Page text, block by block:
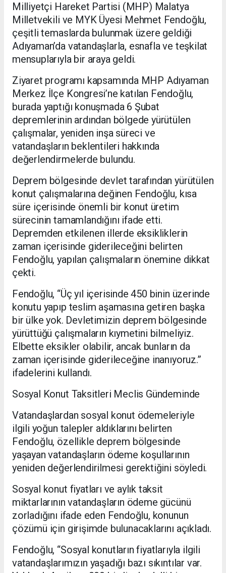
Milliyetçi Hareket Partisi (MHP) Malatya
Milletvekili ve MYK Üyesi Mehmet Fendoğlu,
çeşitli temaslarda bulunmak üzere geldiği
Adıyaman’da vatandaşlarla, esnafla ve teşkilat
mensuplarıyla bir araya geldi.
Ziyaret programı kapsamında MHP Adıyaman
Merkez İlçe Kongresi’ne katılan Fendoğlu,
burada yaptığı konuşmada 6 Şubat
depremlerinin ardından bölgede yürütülen
çalışmalar, yeniden inşa süreci ve
vatandaşların beklentileri hakkında
değerlendirmelerde bulundu.
Deprem bölgesinde devlet tarafından yürütülen
konut çalışmalarına değinen Fendoğlu, kısa
süre içerisinde önemli bir konut üretim
sürecinin tamamlandığını ifade etti.
Depremden etkilenen illerde eksikliklerin
zaman içerisinde giderileceğini belirten
Fendoğlu, yapılan çalışmaların önemine dikkat
çekti.
Fendoğlu, “Üç yıl içerisinde 450 binin üzerinde
konutu yapıp teslim aşamasına getiren başka
bir ülke yok. Devletimizin deprem bölgesinde
yürüttüğü çalışmaların kıymetini bilmeliyiz.
Elbette eksikler olabilir, ancak bunların da
zaman içerisinde giderileceğine inanıyoruz.”
ifadelerini kullandı.
Sosyal Konut Taksitleri Meclis Gündeminde
Vatandaşlardan sosyal konut ödemeleriyle
ilgili yoğun talepler aldıklarını belirten
Fendoğlu, özellikle deprem bölgesinde
yaşayan vatandaşların ödeme koşullarının
yeniden değerlendirilmesi gerektiğini söyledi.
Sosyal konut fiyatları ve aylık taksit
miktarlarının vatandaşların ödeme gücünü
zorladığını ifade eden Fendoğlu, konunun
çözümü için girişimde bulunacaklarını açıkladı.
Fendoğlu, “Sosyal konutların fiyatlarıyla ilgili
vatandaşlarımızın yaşadığı bazı sıkıntılar var.